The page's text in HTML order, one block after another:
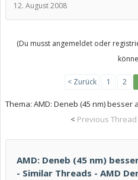
12. August 2008
(Du musst angemeldet oder
< Zurück 1 2
Thema: AMD: Deneb (45 nm) besser
< Previous Thread
AMD: Deneb (45 nm)
- Similar Threads - AMD